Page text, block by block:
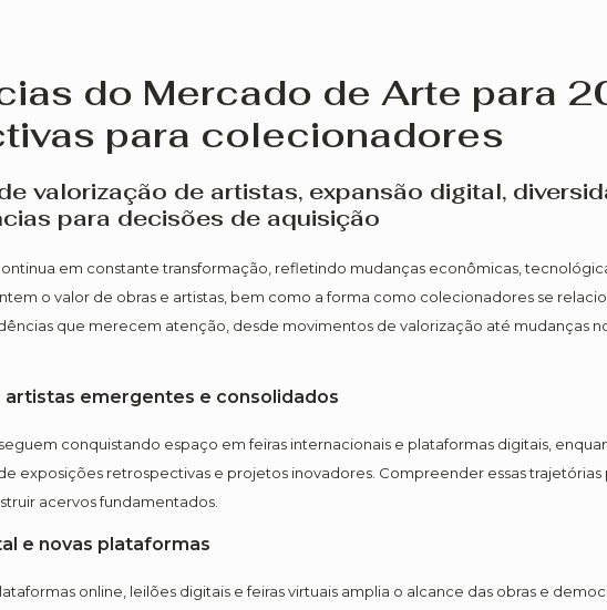
do Mercado de Arte para
para colecionadores
valorização de artistas, expansão digital,
para decisões de aquisição
em constante transformação, refletindo mudanças econômicas,
o valor de obras e artistas, bem como a forma como colecionadores se
que merecem atenção, desde movimentos de valorização até mudanças
artistas emergentes e consolidados
conquistando espaço em feiras internacionais e plataformas digitais,
exposições retrospectivas e projetos inovadores. Compreender essas
acervos fundamentados.
e novas plataformas
online, leilões digitais e feiras virtuais amplia o alcance das obras e